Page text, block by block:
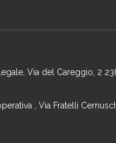
Via del Careggio, 2
, Via Fratelli